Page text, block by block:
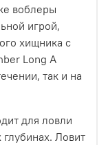
воблеры
игрой,
хищника с
Long A
так и на
для ловли
Ловит